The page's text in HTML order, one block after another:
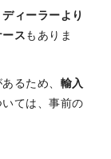
ディーラーより
ス もありま
るため、 輸入
いては、事前の